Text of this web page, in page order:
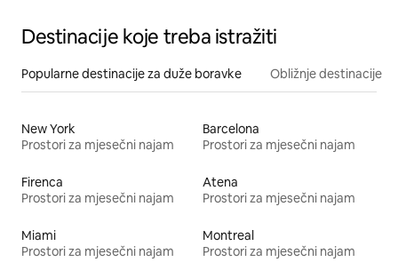
Destinacije koje treba istražiti
Popularne destinacije za duže boravke Obližnje destinacije
New York
Prostori za mjesečni najam
Barcelona
Prostori za mjesečni najam
Firenca
Prostori za mjesečni najam
Atena
Prostori za mjesečni najam
Miami
Prostori za mjesečni najam
Montreal
Prostori za mjesečni najam